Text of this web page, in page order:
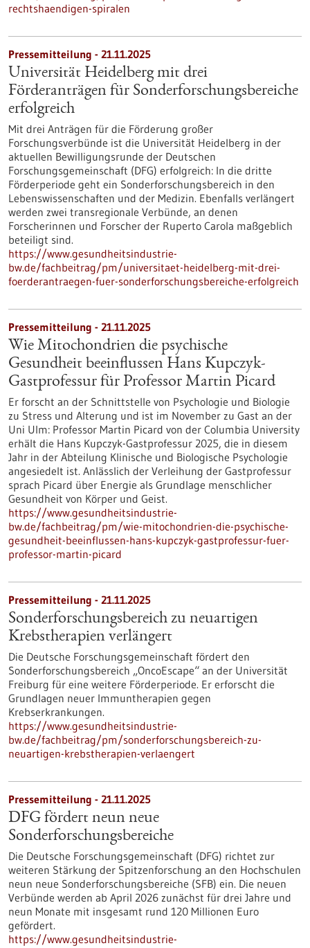
rechtshaendigen-spiralen
Pressemitteilung - 21.11.2025
Universität Heidelberg mit drei
Förderanträgen für Sonderforschungsbereiche
erfolgreich
Mit drei Anträgen für die Förderung großer
Forschungsverbünde ist die Universität Heidelberg in der
aktuellen Bewilligungsrunde der Deutschen
Forschungsgemeinschaft (DFG) erfolgreich: In die dritte
Förderperiode geht ein Sonderforschungsbereich in den
Lebenswissenschaften und der Medizin. Ebenfalls verlängert
werden zwei transregionale Verbünde, an denen
Forscherinnen und Forscher der Ruperto Carola maßgeblich
beteiligt sind.
https://www.gesundheitsindustrie-
bw.de/fachbeitrag/pm/universitaet-heidelberg-mit-drei-
foerderantraegen-fuer-sonderforschungsbereiche-erfolgreich
Pressemitteilung - 21.11.2025
Wie Mitochondrien die psychische
Gesundheit beeinflussen Hans Kupczyk-
Gastprofessur für Professor Martin Picard
Er forscht an der Schnittstelle von Psychologie und Biologie
zu Stress und Alterung und ist im November zu Gast an der
Uni Ulm: Professor Martin Picard von der Columbia University
erhält die Hans Kupczyk-Gastprofessur 2025, die in diesem
Jahr in der Abteilung Klinische und Biologische Psychologie
angesiedelt ist. Anlässlich der Verleihung der Gastprofessur
sprach Picard über Energie als Grundlage menschlicher
Gesundheit von Körper und Geist.
https://www.gesundheitsindustrie-
bw.de/fachbeitrag/pm/wie-mitochondrien-die-psychische-
gesundheit-beeinflussen-hans-kupczyk-gastprofessur-fuer-
professor-martin-picard
Pressemitteilung - 21.11.2025
Sonderforschungsbereich zu neuartigen
Krebstherapien verlängert
Die Deutsche Forschungsgemeinschaft fördert den
Sonderforschungsbereich „OncoEscape“ an der Universität
Freiburg für eine weitere Förderperiode. Er erforscht die
Grundlagen neuer Immuntherapien gegen
Krebserkrankungen.
https://www.gesundheitsindustrie-
bw.de/fachbeitrag/pm/sonderforschungsbereich-zu-
neuartigen-krebstherapien-verlaengert
Pressemitteilung - 21.11.2025
DFG fördert neun neue
Sonderforschungsbereiche
Die Deutsche Forschungsgemeinschaft (DFG) richtet zur
weiteren Stärkung der Spitzenforschung an den Hochschulen
neun neue Sonderforschungsbereiche (SFB) ein. Die neuen
Verbünde werden ab April 2026 zunächst für drei Jahre und
neun Monate mit insgesamt rund 120 Millionen Euro
gefördert.
https://www.gesundheitsindustrie-